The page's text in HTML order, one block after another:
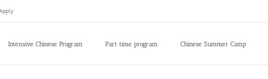
Intensive Chinese Program Part time program Chinese Summer Camp